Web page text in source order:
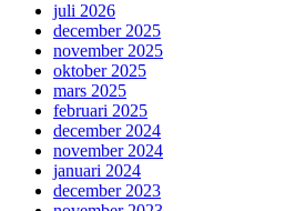
juli 2026
december 2025
november 2025
oktober 2025
mars 2025
februari 2025
december 2024
november 2024
januari 2024
december 2023